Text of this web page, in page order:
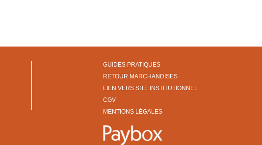
GUIDES PRATIQUES
RETOUR MARCHANDISES
LIEN VERS SITE INSTITUTIONNEL
CGV
MENTIONS LÉGALES